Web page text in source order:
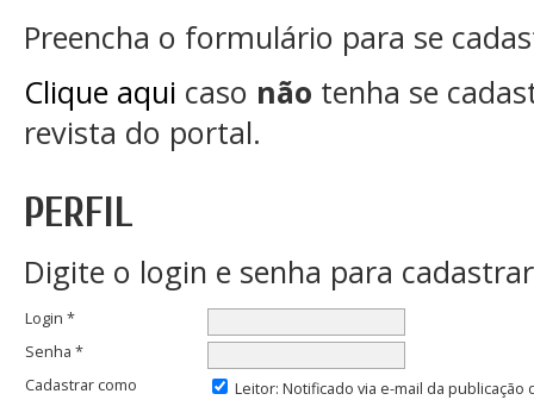
Preencha o formulário para se
Clique aqui caso não tenha se
revista do portal.
PERFIL
Digite o login e senha para
Login *
Senha *
Cadastrar como
Leitor: Notificado via e-mail da publicação